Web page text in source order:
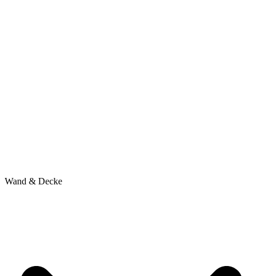
Wand & Decke